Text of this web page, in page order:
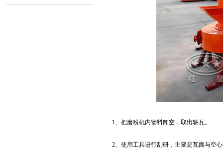
1、把磨粉机内物料卸空，取出轴瓦。
2、使用工具进行刮研，主要是瓦面与空